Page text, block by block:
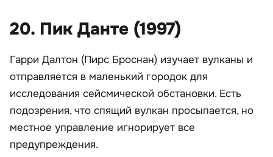
20. Пик Данте (1997)
Гарри Далтон (Пирс Броснан) изучает вулканы и
отправляется в маленький городок для
исследования сейсмической обстановки. Есть
подозрения, что спящий вулкан просыпается, но
местное управление игнорирует все
предупреждения.